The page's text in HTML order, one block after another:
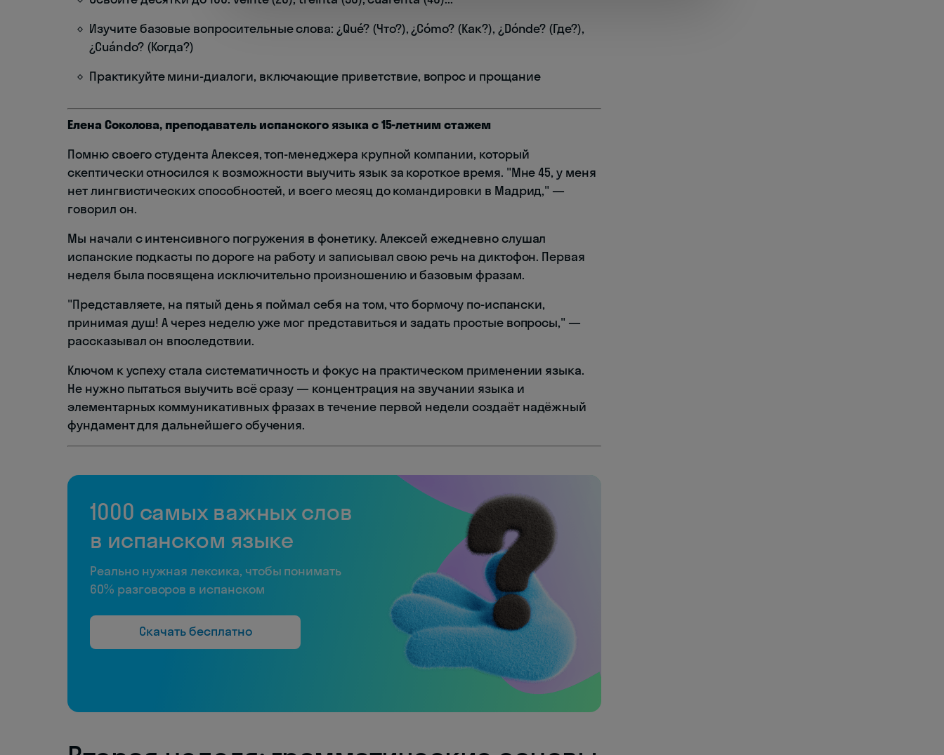
Изучите базовые вопросительные слова: ¿Qué? (Что?), ¿Cómo? (Как?), ¿Dónde? (Где?),
¿Cuándo? (Когда?)
Практикуйте мини-диалоги, включающие приветствие, вопрос и прощание
Елена Соколова, преподаватель испанского языка с 15-летним стажем
Помню своего студента Алексея, топ-менеджера крупной компании, который
скептически относился к возможности выучить язык за короткое время. "Мне 45, у меня
нет лингвистических способностей, и всего месяц до командировки в Мадрид," —
говорил он.
Мы начали с интенсивного погружения в фонетику. Алексей ежедневно слушал
испанские подкасты по дороге на работу и записывал свою речь на диктофон. Первая
неделя была посвящена исключительно произношению и базовым фразам.
"Представляете, на пятый день я поймал себя на том, что бормочу по-испански,
принимая душ! А через неделю уже мог представиться и задать простые вопросы," —
рассказывал он впоследствии.
Ключом к успеху стала систематичность и фокус на практическом применении языка.
Не нужно пытаться выучить всё сразу — концентрация на звучании языка и
элементарных коммуникативных фразах в течение первой недели создаёт надёжный
фундамент для дальнейшего обучения.
1000 самых важных слов
в испанском языке
Реально нужная лексика, чтобы понимать
60% разговоров в испанском
Скачать бесплатно